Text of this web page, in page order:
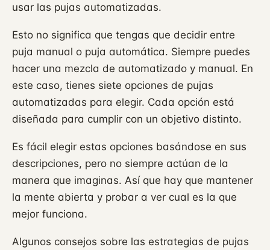
usar las pujas automatizadas.
Esto no significa que tengas que decidir entre
puja manual o puja automática. Siempre puedes
hacer una mezcla de automatizado y manual. En
este caso, tienes siete opciones de pujas
automatizadas para elegir. Cada opción está
diseñada para cumplir con un objetivo distinto.
Es fácil elegir estas opciones basándose en sus
descripciones, pero no siempre actúan de la
manera que imaginas. Así que hay que mantener
la mente abierta y probar a ver cual es la que
mejor funciona.
Algunos consejos sobre las estrategias de pujas